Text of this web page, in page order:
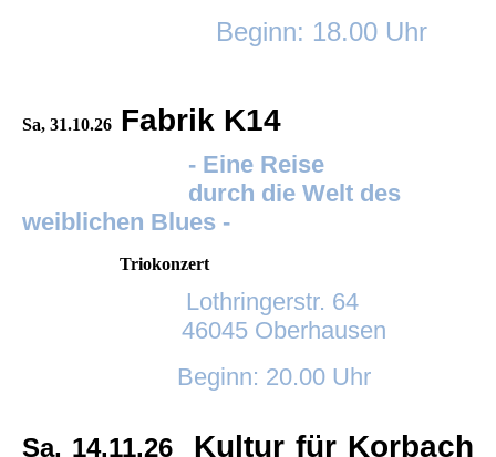
Beginn: 18.00 Uhr
Sa, 31.10.26 Fabrik K14
- Eine Reise
durch die Welt des
weiblichen Blues -
Triokonzert
Lothringerstr. 64
46045 Oberhausen
Beginn: 20.00 Uhr
Sa, 14.11.26 Kultur für Korbach